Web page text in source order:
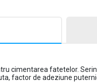
cimentarea fatetelor.
factor de adeziune